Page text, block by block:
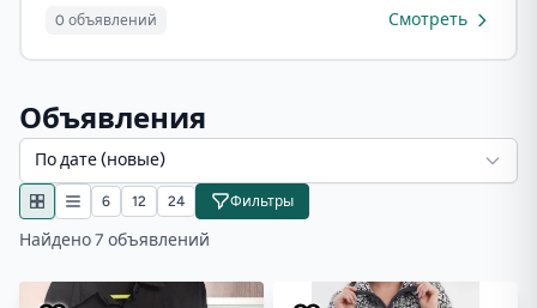
0 объявлений Смотреть
Объявления
По дате (новые)
6 12 24 Фильтры
Найдено 7 объявлений